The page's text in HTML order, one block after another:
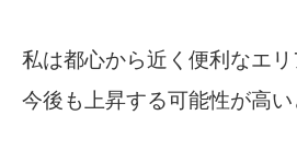
私は都心から近く便利なエリ
今後も上昇する可能性が高い